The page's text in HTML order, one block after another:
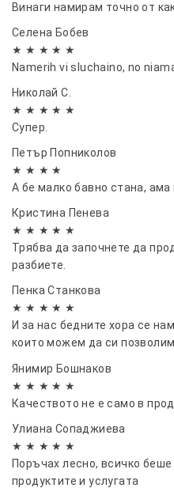
2025 г.
Осигурете си по-
приятно шофиране с
ветробрани
Винаги намирам точно от
Селена Бобев
★ ★ ★ ★ ★
Namerih vi sluchaino, no
Николай С.
★ ★ ★ ★ ★
Супер.
Петър Попниколов
★ ★ ★ ★
А бе малко бавно стана, ама
Кристина Пенева
★ ★ ★ ★ ★
Трябва да започнете да
разбиете.
Пенка Станкова
★ ★ ★ ★ ★
И за нас бедните хора се
които можем да си
Янимир Бошнаков
★ ★ ★ ★ ★
Качеството не е само в
Улиана Сопаджиева
★ ★ ★ ★ ★
Поръчах лесно, всичко
продуктите и услугата